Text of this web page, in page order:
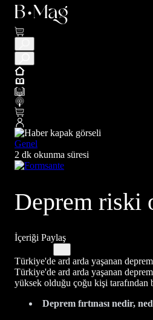
Genel
2 dk okunma süresi
Deprem riski
İçeriği Paylaş
Türkiye'de ard arda yaşanan
Türkiye'de ard arda yaşanan
yüksek olduğu çoğu kişi
Deprem fırtınası nedir,